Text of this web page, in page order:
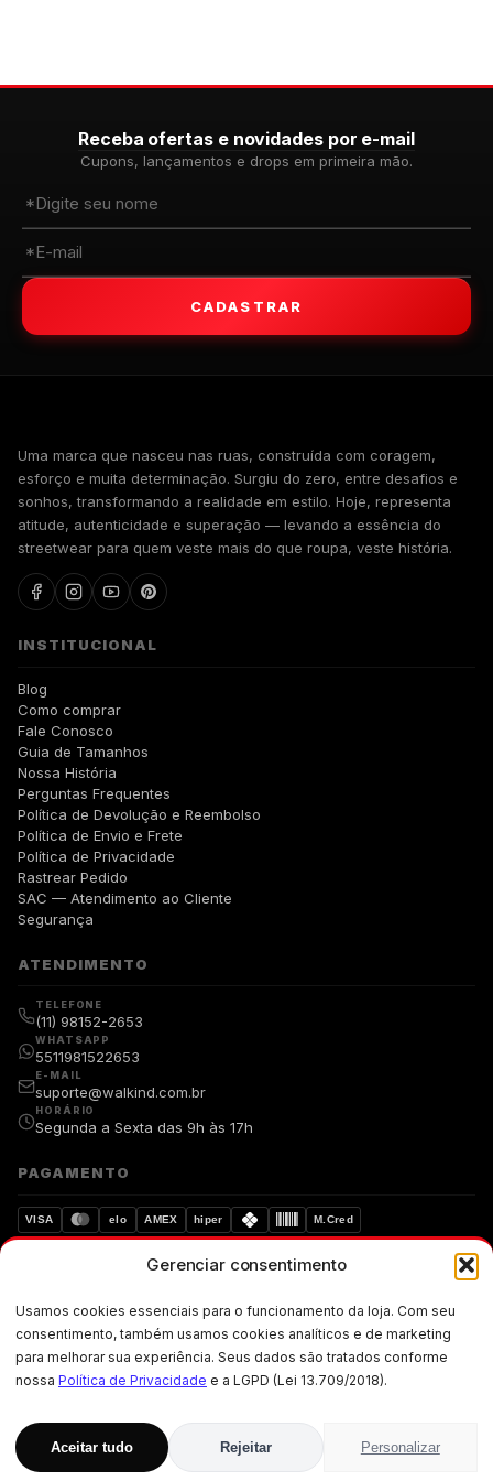
Gerenciar consentimento
Usamos cookies essenciais para o funcionamento da loja. Com seu
consentimento, também usamos cookies analíticos e de marketing
para melhorar sua experiência. Seus dados são tratados conforme
nossa Política de Privacidade e a LGPD (Lei 13.709/2018).
Aceitar tudo Rejeitar Personalizar
Receba ofertas e novidades por e-mail
Cupons, lançamentos e drops em primeira mão.
CADASTRAR
Uma marca que nasceu nas ruas, construída com coragem,
esforço e muita determinação. Surgiu do zero, entre desafios e
sonhos, transformando a realidade em estilo. Hoje, representa
atitude, autenticidade e superação — levando a essência do
streetwear para quem veste mais do que roupa, veste história.
INSTITUCIONAL
Blog
Como comprar
Fale Conosco
Guia de Tamanhos
Nossa História
Perguntas Frequentes
Política de Devolução e Reembolso
Política de Envio e Frete
Política de Privacidade
Rastrear Pedido
SAC — Atendimento ao Cliente
Segurança
ATENDIMENTO
TELEFONE
(11) 98152-2653
WHATSAPP
5511981522653
E-MAIL
suporte@walkind.com.br
HORÁRIO
Segunda a Sexta das 9h às 17h
PAGAMENTO
VISA elo AMEX hiper M.Cred
Dados protegidos
Walkind. Copyright © 2019-walkind.com.br Todos os direitos
reservados. Os preços, promoções, condições de pagamento, frete e
produtos são válidos exclusivamente para compras realizadas via
internet.